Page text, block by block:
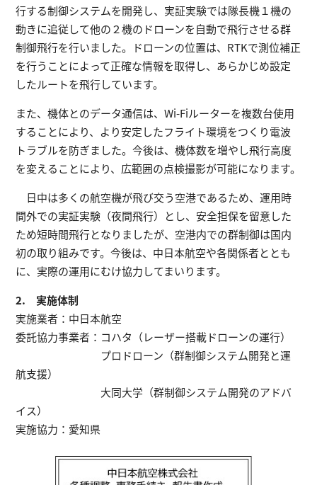
行する制御システムを開発し、実証実験では隊長機１機の
動きに追従して他の２機のドローンを自動で飛行させる群
制御飛行を行いました。ドローンの位置は、RTKで測位補正
を行うことによって正確な情報を取得し、あらかじめ設定
したルートを飛行しています。
また、機体とのデータ通信は、Wi-Fiルーターを複数台使用
することにより、より安定したフライト環境をつくり電波
トラブルを防ぎました。今後は、機体数を増やし飛行高度
を変えることにより、広範囲の点検撮影が可能になります。
日中は多くの航空機が飛び交う空港であるため、運用時
間外での実証実験（夜間飛行）とし、安全担保を留意した
ため短時間飛行となりましたが、空港内での群制御は国内
初の取り組みです。今後は、中日本航空や各関係者ととも
に、実際の運用にむけ協力してまいります。
2. 実施体制
実施業者：中日本航空
委託協力事業者：コハタ（レーザー搭載ドローンの運行）
プロドローン（群制御システム開発と運
航支援）
大同大学（群制御システム開発のアドバ
イス）
実施協力：愛知県